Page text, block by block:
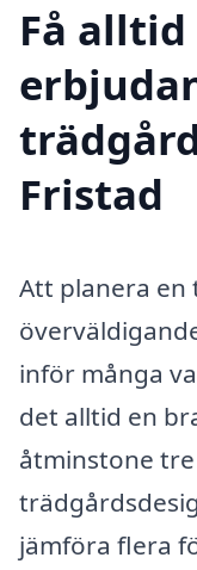
Få
Fristad
Att planera en
inför många
det alltid en
åtminstone
jämföra flera